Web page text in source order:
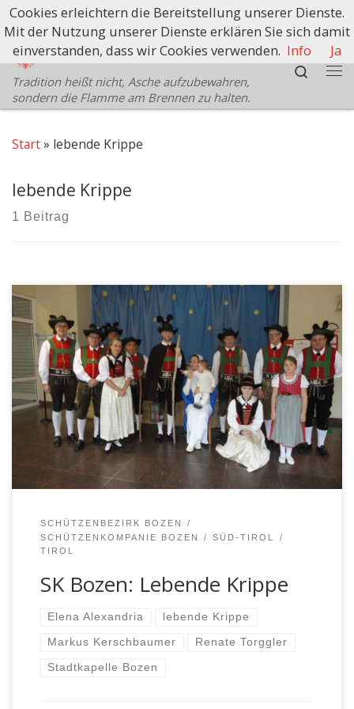
Zum Inhalt springen
Schützenbezirk Bozen
Tradition heißt nicht, Asche aufzubewahren,
sondern die Flamme am Brennen zu halten.
Search
Start» lebende Krippe
lebende Krippe
1 Beitrag
Traditionelle lebende Krippe der SK Bozen im KH Bozen
Bereits zum 41-igsten Mal erfreuten die Schützen der
SK Bozen gemeinsam mit der Stadtkapelle Bozen und
der Krankenhausseelsorge, die Patienten und
Mitarbeiter des Landeskrankenhauses mit der lebenden
Krippe, indem die Gruppe, so wie alle Jahre, alle
Stationen des Krankenhauses besuchte. Anstelle […]
SCHÜTZENBEZIRK BOZEN
SCHÜTZENKOMPANIE BOZEN
SÜD-TIROL
TIROL
SK Bozen: Lebende Krippe
Elena Alexandria lebende Krippe
Markus Kerschbaumer Renate Torggler
Stadtkapelle Bozen
Cookies erleichtern die Bereitstellung unserer Dienste.
Mit der Nutzung unserer Dienste erklären Sie sich damit
einverstanden, dass wir Cookies verwenden. Info Ja